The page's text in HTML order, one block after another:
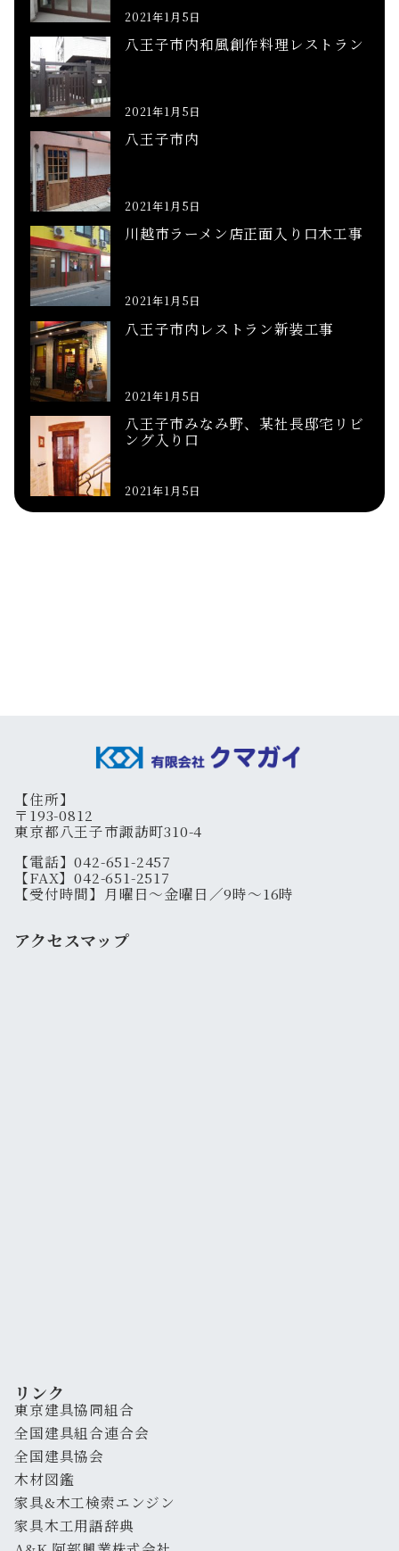
2021年1月5日
八王子市内和風創作料理レストラン
2021年1月5日
八王子市内
2021年1月5日
川越市ラーメン店正面入り口木工事
2021年1月5日
八王子市内レストラン新装工事
2021年1月5日
八王子市みなみ野、某社長邸宅リビ
ング入り口
2021年1月5日
【住所】
〒193-0812
東京都八王子市諏訪町310-4
【電話】042-651-2457
【FAX】042-651-2517
【受付時間】月曜日～金曜日／9時～16時
アクセスマップ
リンク
東京建具協同組合
全国建具組合連合会
全国建具協会
木材図鑑
家具&木工検索エンジン
家具木工用語辞典